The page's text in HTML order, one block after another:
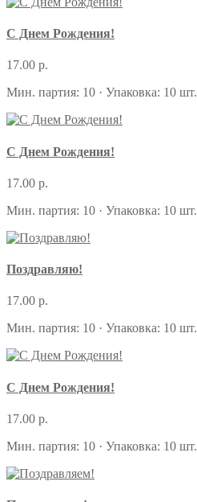
С Днем Рождения!
17.00 р.
Мин. партия: 10 · Упаковка: 10 шт.
С Днем Рождения!
17.00 р.
Мин. партия: 10 · Упаковка: 10 шт.
Поздравляю!
17.00 р.
Мин. партия: 10 · Упаковка: 10 шт.
С Днем Рождения!
17.00 р.
Мин. партия: 10 · Упаковка: 10 шт.